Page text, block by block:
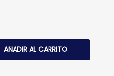
20w CRISTAL VERDE cantidad
AÑADIR AL CARRITO